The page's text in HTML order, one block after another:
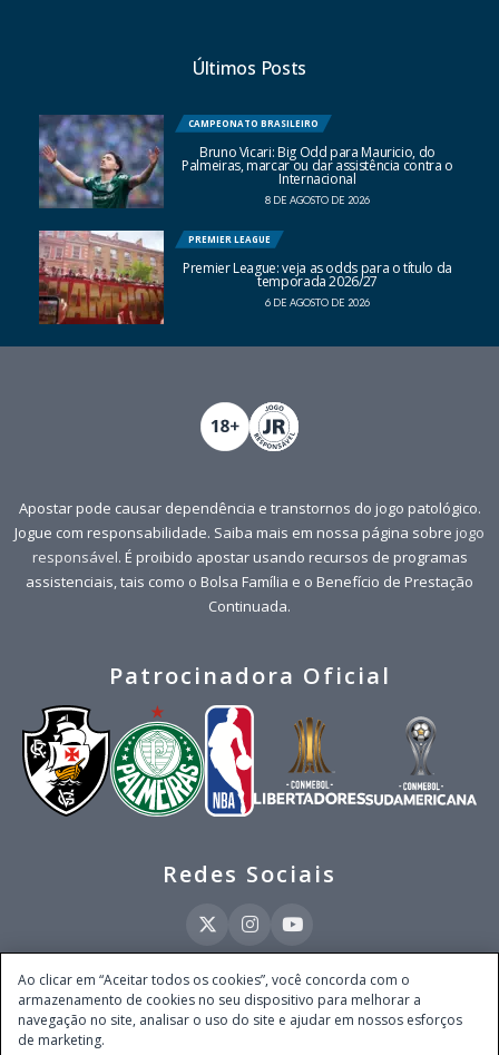
Últimos Posts
CAMPEONATO BRASILEIRO
Bruno Vicari: Big Odd para Mauricio, do
Palmeiras, marcar ou dar assistência contra o
Internacional
8 DE AGOSTO DE 2026
PREMIER LEAGUE
Premier League: veja as odds para o título da
temporada 2026/27
6 DE AGOSTO DE 2026
Apostar pode causar dependência e transtornos do jogo patológico.
Jogue com responsabilidade. Saiba mais em nossa página sobre jogo
responsável. É proibido apostar usando recursos de programas
assistenciais, tais como o Bolsa Família e o Benefício de Prestação
Continuada.
Patrocinadora Oficial
Redes Sociais
Este site é operado pela Ventmear Brasil LTDA (CNPJ 52.868.380/0001-84), com
endereço na Avenida Brigadeiro Faria Lima, nº 4.055, 3º andar, Itaim Bibi, no
Município de São Paulo, Estado de São Paulo, CEP 04538-133, Brasil - empresa
Ao clicar em “Aceitar todos os cookies”, você concorda com o
armazenamento de cookies no seu dispositivo para melhorar a
navegação no site, analisar o uso do site e ajudar em nossos esforços
de marketing.